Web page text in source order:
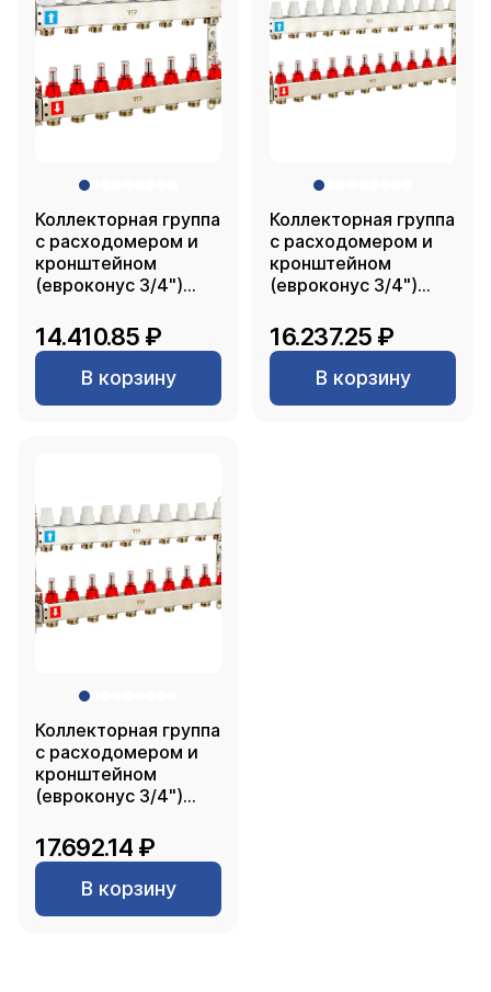
Коллекторная группа
с расходомером и
кронштейном
(евроконус 3/4")
SUS 304 1"х 8
выходов, RTP
14.410.85 ₽
В корзину
Коллекторная группа
с расходомером и
кронштейном
(евроконус 3/4")
SUS 304 1"х11
выходов, RTP
16.237.25 ₽
В корзину
Коллекторная группа
с расходомером и
кронштейном
(евроконус 3/4")
SUS 304 1"х10
выходов, RTP
17.692.14 ₽
В корзину